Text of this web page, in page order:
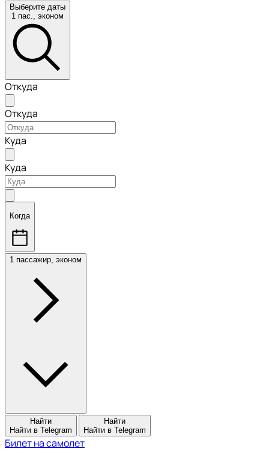
Выберите даты
1 пас., эконом
Откуда
Откуда
Куда
Куда
Когда
1 пассажир, эконом
Найти
Найти в Telegram
Найти
Найти в Telegram
Билет на самолет